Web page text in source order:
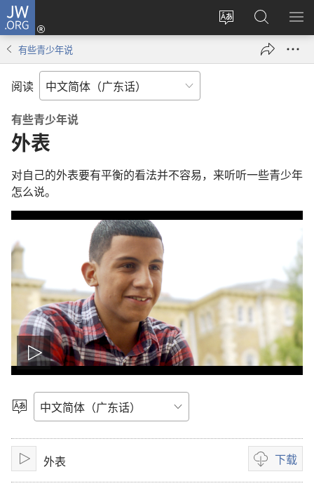
JW.ORG
更
登
录
（打
搜
索
JW.ORG
显
有些青少年说
阅读
有些青少年说
外表
对自己的外表要有平衡的看法并不容易，来听听一些青少年
怎么说。
播
放
影
片
选
语
言
播
放
外表 下载
录
像